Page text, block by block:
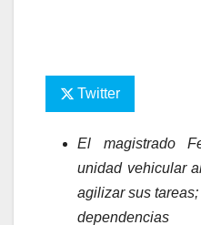
Twitter
El magistrado
unidad vehicular
agilizar sus
dependencias